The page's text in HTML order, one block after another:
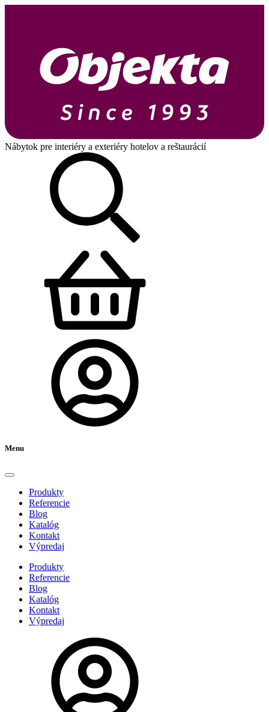
Nábytok pre interiéry a exteriéry hotelov a reštaurácií
Menu
Produkty
Referencie
Blog
Katalóg
Kontakt
Výpredaj
Produkty
Referencie
Blog
Katalóg
Kontakt
Výpredaj